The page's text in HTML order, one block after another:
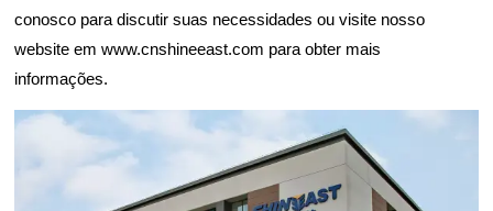
conosco para discutir suas necessidades ou visite nosso
website em www.cnshineeast.com para obter mais
informações.